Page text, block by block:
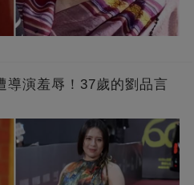
導演羞辱！37歲的劉品言